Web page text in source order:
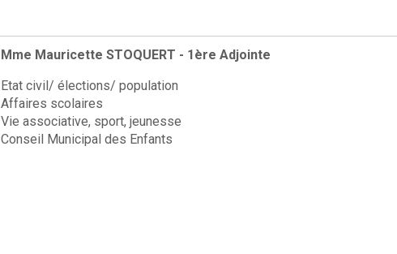
Mme Mauricette STOQUERT - 1ère Adjointe
Etat civil/ élections/ population
Affaires scolaires
Vie associative, sport, jeunesse
Conseil Municipal des Enfants